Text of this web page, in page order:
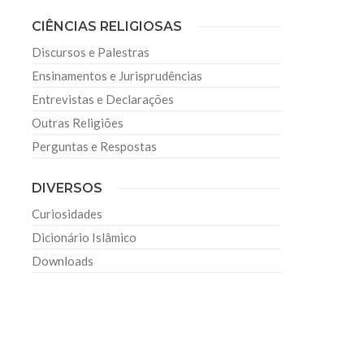
CIÊNCIAS RELIGIOSAS
Discursos e Palestras
Ensinamentos e Jurisprudências
Entrevistas e Declarações
Outras Religiões
Perguntas e Respostas
DIVERSOS
Curiosidades
Dicionário Islâmico
Downloads